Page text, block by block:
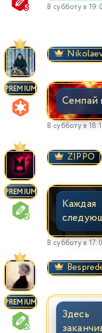
В субботу в
PREMIUM
Семпай
В субботу в
PREMIUM
ZIPPO
В субботу в
PREMIUM
Здесь